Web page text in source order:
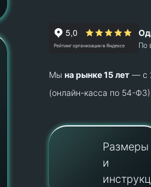
По
Мы на рынке 15 лет — с
(онлайн-касса по 54-
Размеры
и